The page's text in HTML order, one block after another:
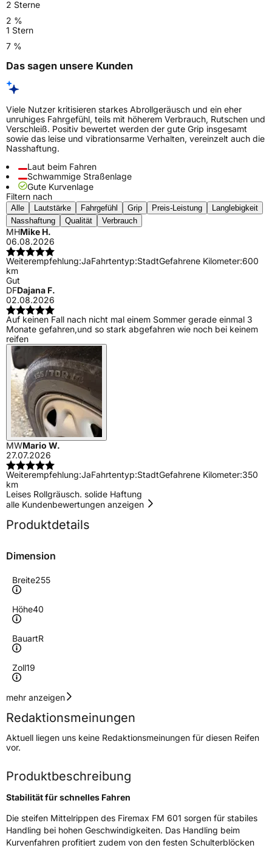
2 Sterne
2 %
1 Stern
7 %
Das sagen unsere Kunden
Viele Nutzer kritisieren starkes Abrollgeräusch und ein eher
unruhiges Fahrgefühl, teils mit höherem Verbrauch, Rutschen und
Verschleiß. Positiv bewertet werden der gute Grip insgesamt
sowie das leise und vibrationsarme Verhalten, vereinzelt auch die
Nasshaftung.
Laut beim Fahren
Schwammige Straßenlage
Gute Kurvenlage
Filtern nach
Alle Lautstärke Fahrgefühl Grip Preis-Leistung
Langlebigkeit
Nasshaftung
Qualität Verbrauch
MHMike H.
06.08.2026
Weiterempfehlung:JaFahrtentyp:StadtGefahrene Kilometer:600
km
Gut
DFDajana F.
02.08.2026
Auf keinen Fall nach nicht mal einem Sommer gerade einmal 3
Monate gefahren,und so stark abgefahren wie noch bei keinem
reifen
MWMario W.
27.07.2026
Weiterempfehlung:JaFahrtentyp:StadtGefahrene Kilometer:350
km
Leises Rollgräusch. solide Haftung
alle Kundenbewertungen anzeigen
Produktdetails
Dimension
Breite255
Höhe40
BauartR
Zoll19
Geschwindigkeitsindex
Höchstgeschwindigkeit
270 km/h
Lastindex100
Höchstlast800 kg
Generelle Merkmale
FahrzeugtypPKW
Verwendung Sommerreifen
mehr anzeigen
Redaktionsmeinungen
Aktuell liegen uns keine Redaktionsmeinungen für diesen Reifen
vor.
Produktbeschreibung
Stabilität für schnelles Fahren
Die steifen Mittelrippen des Firemax FM 601 sorgen für stabiles
Handling bei hohen Geschwindigkeiten. Das Handling beim
Kurvenfahren profitiert zudem von den festen Schulterblöcken